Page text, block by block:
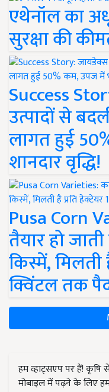
एथेनॉल का
सुरक्षा की
Success
उत्पादों से
लागत हुई
शानदार वृद्धि!
Pusa Corn
तैयार हो
किस्में, मिलती
क्विंटल तक
हम व्हाट्सएप पर हैं!
मोबाइल में पढ़ने के लिए